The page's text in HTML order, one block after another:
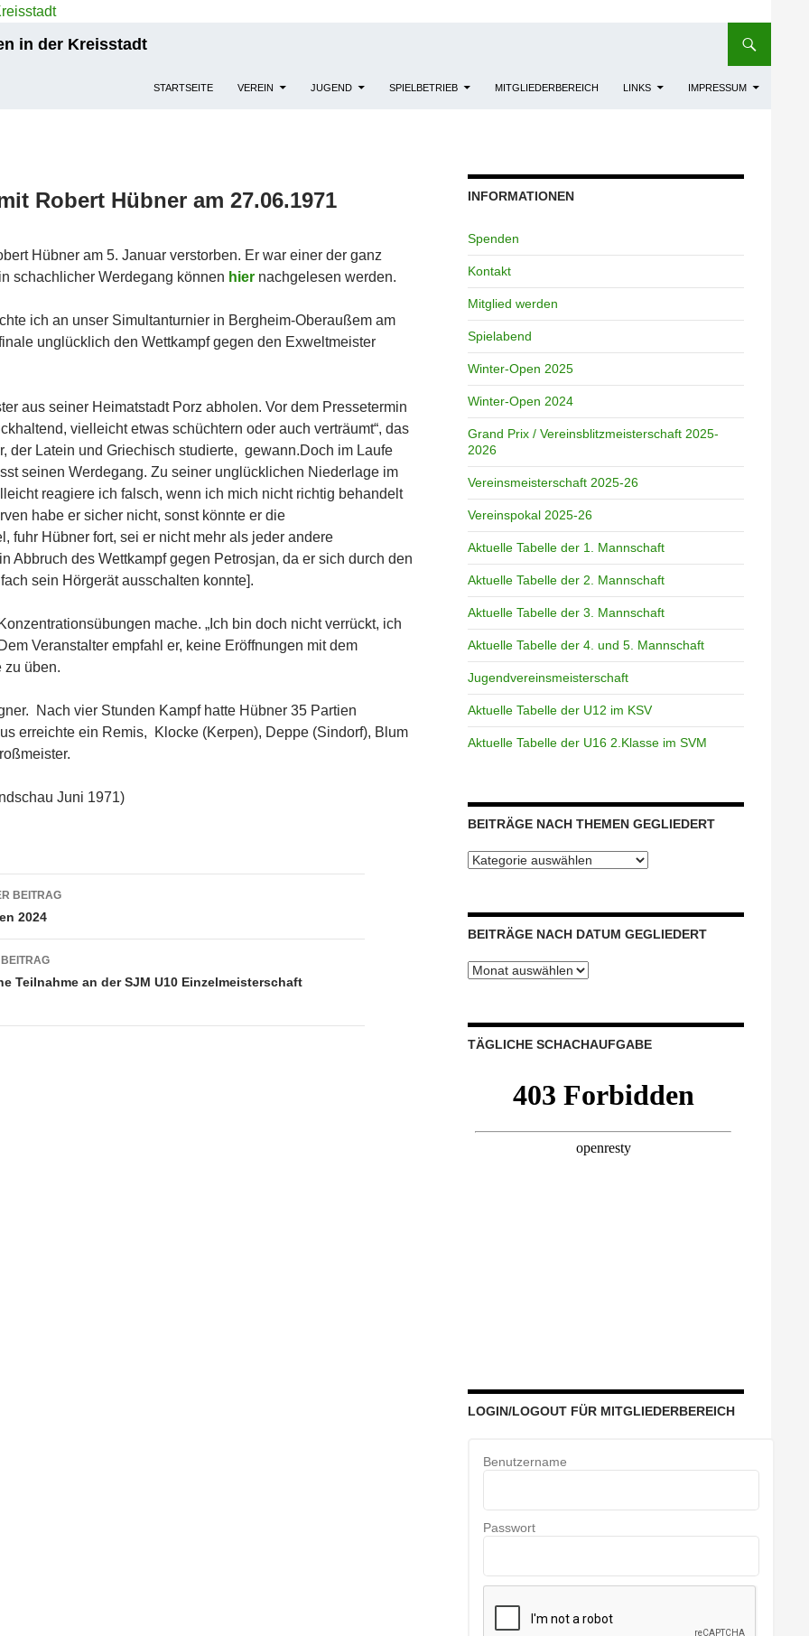
in der Kreisstadt
STARTSEITE VEREIN JUGEND SPIELBETRIEB MITGLIEDERBEREICH LINKS IMPRESSUM
Robert Hübner am 27.06.1971
Hübner am 5. Januar verstorben. Er war einer der ganz
schachlicher Werdegang können hier nachgelesen werden.
ich an unser Simultanturnier in Bergheim-Oberaußem am
unglücklich den Wettkampf gegen den Exweltmeister
aus seiner Heimatstadt Porz abholen. Vor dem Pressetermin
vielleicht etwas schüchtern oder auch verträumt“, das
der Latein und Griechisch studierte, gewann.Doch im Laufe
seinen Werdegang. Zu seiner unglücklichen Niederlage im
reagiere ich falsch, wenn ich mich nicht richtig behandelt
habe er sicher nicht, sonst könnte er die
fuhr Hübner fort, sei er nicht mehr als jeder andere
Abbruch des Wettkampf gegen Petrosjan, da er sich durch den
sein Hörgerät ausschalten konnte].
mache. „Ich bin doch nicht verrückt, ich
Veranstalter empfahl er, keine Eröffnungen mit dem
zu üben.
Nach vier Stunden Kampf hatte Hübner 35 Partien
erreichte ein Remis, Klocke (Kerpen), Deppe (Sindorf), Blum
Juni 1971)
BEITRAG
2024
Teilnahme an der SJM U10 Einzelmeisterschaft
INFORMATIONEN
Spenden
Kontakt
Mitglied werden
Spielabend
Winter-Open 2025
Winter-Open 2024
Grand Prix / Vereinsblitzmeisterschaft 2025-
2026
Vereinsmeisterschaft 2025-26
Vereinspokal 2025-26
Aktuelle Tabelle der 1. Mannschaft
Aktuelle Tabelle der 2. Mannschaft
Aktuelle Tabelle der 3. Mannschaft
Aktuelle Tabelle der 4. und 5. Mannschaft
Jugendvereinsmeisterschaft
Aktuelle Tabelle der U12 im KSV
Aktuelle Tabelle der U16 2.Klasse im SVM
BEITRÄGE NACH THEMEN GEGLIEDERT
Beiträge
BEITRÄGE NACH DATUM GEGLIEDERT
Beiträge
TÄGLICHE SCHACHAUFGABE
LOGIN/LOGOUT FÜR MITGLIEDERBEREICH
Benutzername
Passwort